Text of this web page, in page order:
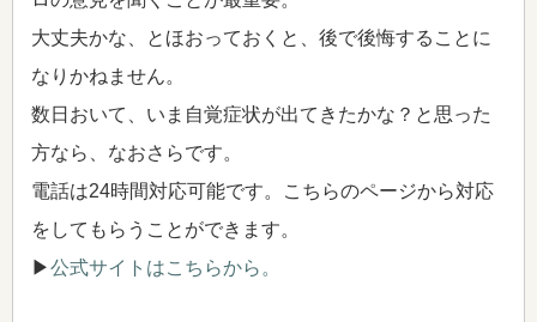
大丈夫かな、とほおっておくと、後で後悔することに
なりかねません。
数日おいて、いま自覚症状が出てきたかな？と思った
方なら、なおさらです。
電話は24時間対応可能です。こちらのページから対応
をしてもらうことができます。
▶公式サイトはこちらから。